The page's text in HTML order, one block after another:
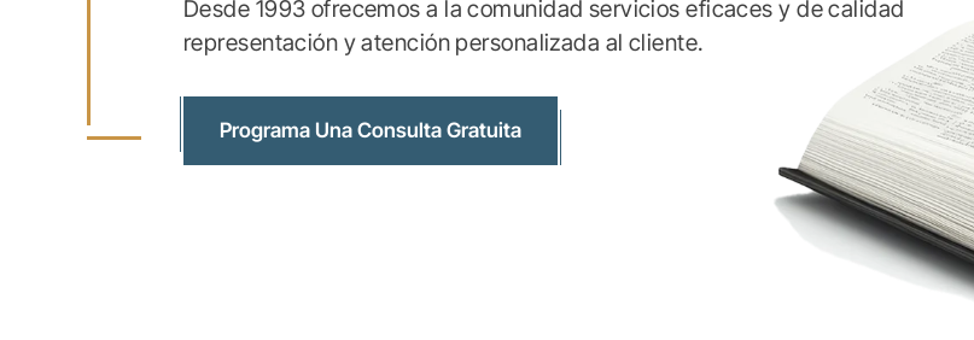
Desde 1993 ofrecemos a la comunidad servicios eficaces y de calidad
representación y atención personalizada al cliente.
Programa Una Consulta Gratuita